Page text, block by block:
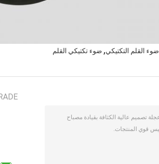
ضوء القلم التكتيكي, ضوء تكتيكي القلم